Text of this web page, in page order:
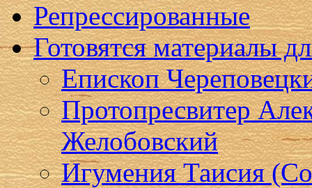
Репрессированные
Готовятся материалы
Епископ
Протопресвитер
Желобовский
Игумения Таисия